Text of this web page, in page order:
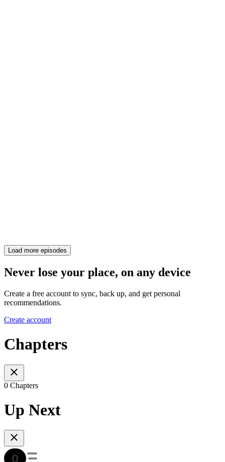
Load more episodes
Never lose your place, on any device
Create a free account to sync, back up, and get personal
recommendations.
Create account
Chapters
0 Chapters
Up Next